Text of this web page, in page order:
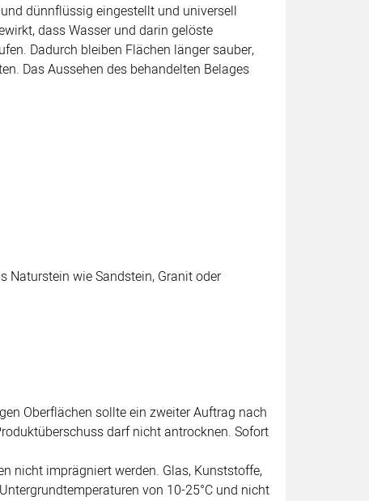
dünnflüssig eingestellt und universell
dass Wasser und darin gelöste
Dadurch bleiben Flächen länger sauber,
Das Aussehen des behandelten Belages
Naturstein wie Sandstein, Granit oder
Oberflächen sollte ein zweiter Auftrag nach
darf nicht antrocknen. Sofort
nicht imprägniert werden. Glas, Kunststoffe,
von 10-25°C und nicht